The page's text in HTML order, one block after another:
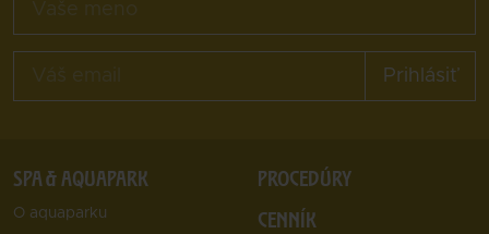
Prihlásiť
SPA & AQUAPARK
O aquaparku
PROCEDÚRY
CENNÍK